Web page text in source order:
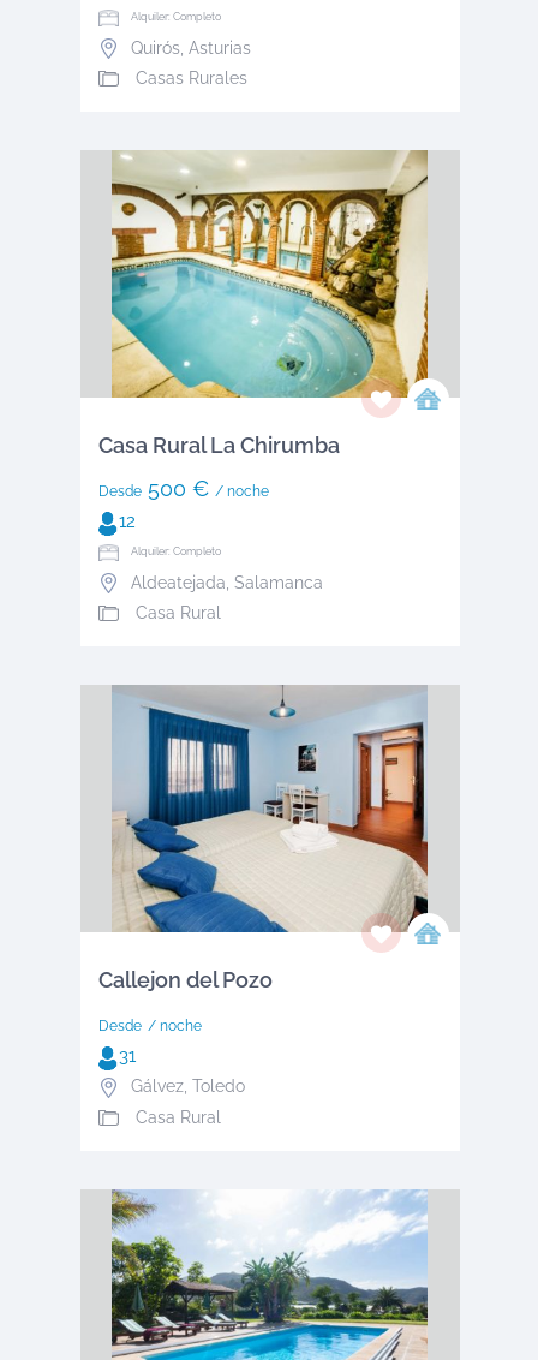
Alquiler: Completo
Quirós, Asturias
Casas Rurales
Casa Rural La Chirumba
Desde500 € / noche
12
Alquiler: Completo
Aldeatejada Salamanca
Casa Rural
Callejon del Pozo
Desde / noche
31
Gálvez, Toledo
Casa Rural